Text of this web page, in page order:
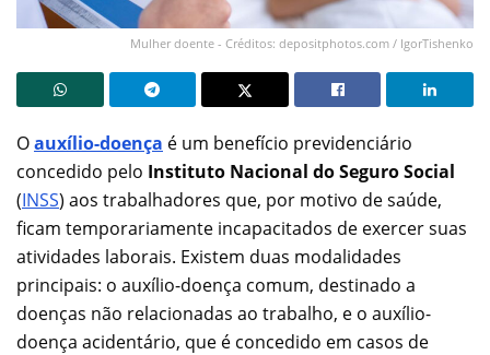
Mulher doente - Créditos: depositphotos.com / IgorTishenko
Oauxílio-doença é um benefício previdenciário
concedido pelo Instituto Nacional do Seguro Social
(INSS) aos trabalhadores que, por motivo de saúde,
ficam temporariamente incapacitados de exercer suas
atividades laborais. Existem duas modalidades
principais: o auxílio-doença comum, destinado a
doenças não relacionadas ao trabalho, e o auxílio-
doença acidentário, que é concedido em casos de